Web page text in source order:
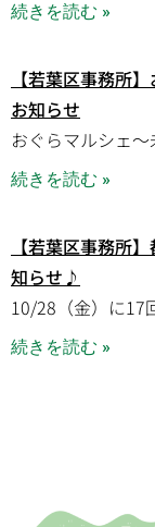
続きを読む »
【若葉区事務所
お知らせ
おぐらマルシェ
続きを読む »
【若葉区事務所
知らせ♪
10/28（金）に17
続きを読む »